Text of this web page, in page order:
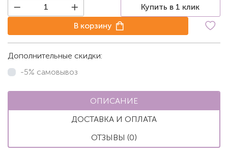
Купить в 1 клик
В корзину
Дополнительные скидки:
-5% самовывоз
ОПИСАНИЕ
ДОСТАВКА И ОПЛАТА
ОТЗЫВЫ (0)